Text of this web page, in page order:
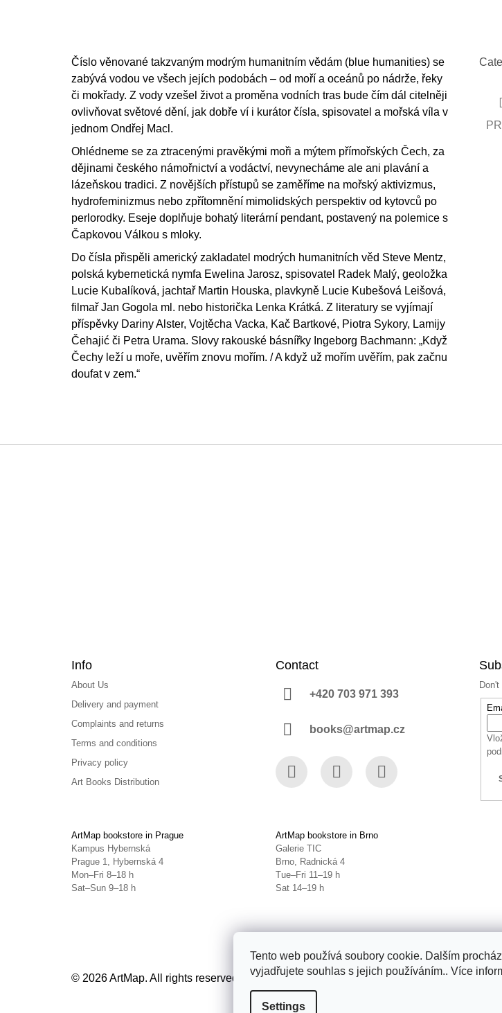
Tento web používá soubory cookie. Dalším
vyjadřujete souhlas s jejich používáním.. Více
Settings
Číslo věnované takzvaným modrým humanitním vědám (blue humanities) se
zabývá vodou ve všech jejích podobách – od moří a oceánů po nádrže, řeky
či mokřady. Z vody vzešel život a proměna vodních tras bude čím dál citelněji
ovlivňovat světové dění, jak dobře ví i kurátor čísla, spisovatel a mořská víla v
jednom Ondřej Macl.
Ohlédneme se za ztracenými pravěkými moři a mýtem přímořských Čech, za
dějinami českého námořnictví a vodáctví, nevynecháme ale ani plavání a
lázeňskou tradici. Z novějších přístupů se zaměříme na mořský aktivizmus,
hydrofeminizmus nebo zpřítomnění mimolidských perspektiv od kytovců po
perlorodky. Eseje doplňuje bohatý literární pendant, postavený na polemice s
Čapkovou Válkou s mloky.
Do čísla přispěli americký zakladatel modrých humanitních věd Steve Mentz,
polská kybernetická nymfa Ewelina Jarosz, spisovatel Radek Malý, geoložka
Lucie Kubalíková, jachtař Martin Houska, plavkyně Lucie Kubešová Leišová,
filmař Jan Gogola ml. nebo historička Lenka Krátká. Z literatury se vyjímají
příspěvky Dariny Alster, Vojtěcha Vacka, Kač Bartkové, Piotra Sykory, Lamijy
Čehajić či Petra Urama. Slovy rakouské básnířky Ingeborg Bachmann: „Když
Čechy leží u moře, uvěřím znovu mořím. / A když už mořím uvěřím, pak začnu
doufat v zem.“
Info
About Us
Delivery and payment
Complaints and returns
Terms and conditions
Privacy policy
Art Books Distribution
Contact
+420 703 971 393
books@artmap.cz
ArtMap bookstore in Prague
Kampus Hybernská
Prague 1, Hybernská 4
Mon–Fri 8–18 h
Sat–Sun 9–18 h
ArtMap bookstore in Brno
Galerie TIC
Brno, Radnická 4
Tue–Fri 11–19 h
Sat 14–19 h
© 2026 ArtMap. All rights reserved. Edit cookie settings